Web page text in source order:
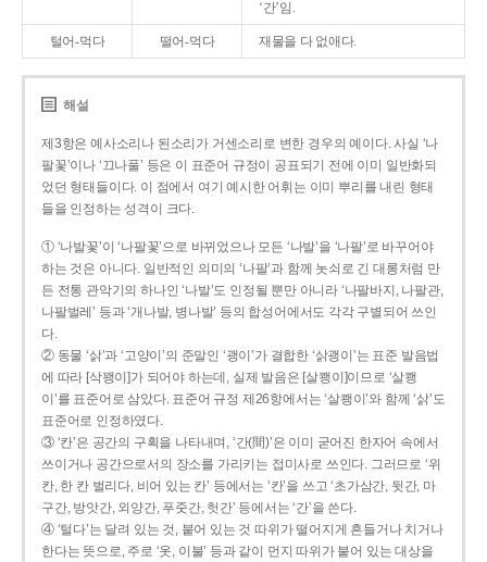
‘간’임.
털어-먹다 떨어-먹다 재물을 다 없애다.
해설
제3항은 예사소리나 된소리가 거센소리로 변한 경우의 예이다. 사실 ‘나
팔꽃’이나 ‘끄나풀’ 등은 이 표준어 규정이 공표되기 전에 이미 일반화되
었던 형태들이다. 이 점에서 여기 예시한 어휘는 이미 뿌리를 내린 형태
들을 인정하는 성격이 크다.
① ‘나발꽃’이 ‘나팔꽃’으로 바뀌었으나 모든 ‘나발’을 ‘나팔’로 바꾸어야
하는 것은 아니다. 일반적인 의미의 ‘나팔’과 함께 놋쇠로 긴 대롱처럼 만
든 전통 관악기의 하나인 ‘나발’도 인정될 뿐만 아니라 ‘나팔바지, 나팔관,
나팔벌레’ 등과 ‘개나발, 병나발’ 등의 합성어에서도 각각 구별되어 쓰인
다.
② 동물 ‘삵’과 ‘고양이’의 준말인 ‘괭이’가 결합한 ‘삵괭이’는 표준 발음법
에 따라 [삭꽹이]가 되어야 하는데, 실제 발음은 [살쾡이]이므로 ‘살쾡
이’를 표준어로 삼았다. 표준어 규정 제26항에서는 ‘살쾡이’와 함께 ‘삵’도
표준어로 인정하였다.
③ ‘칸’은 공간의 구획을 나타내며, ‘간(間)’은 이미 굳어진 한자어 속에서
쓰이거나 공간으로서의 장소를 가리키는 접미사로 쓰인다. 그러므로 ‘위
칸, 한 칸 벌리다, 비어 있는 칸’ 등에서는 ‘칸’을 쓰고 ‘초가삼간, 뒷간, 마
구간, 방앗간, 외양간, 푸줏간, 헛간’ 등에서는 ‘간’을 쓴다.
④ ‘털다’는 달려 있는 것, 붙어 있는 것 따위가 떨어지게 흔들거나 치거나
한다는 뜻으로, 주로 ‘옷, 이불’ 등과 같이 먼지 따위가 붙어 있는 대상을